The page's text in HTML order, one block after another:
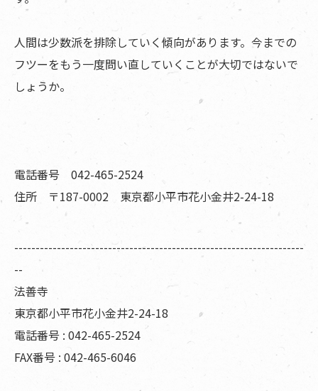
人間は少数派を排除していく傾向があります。今までの
フツーをもう一度問い直していくことが大切ではないで
しょうか。
電話番号 042-465-2524
住所 〒187-0002 東京都小平市花小金井2-24-18
--------------------------------------------------------------------
--
法善寺
東京都小平市花小金井2-24-18
電話番号 : 042-465-2524
FAX番号 : 042-465-6046